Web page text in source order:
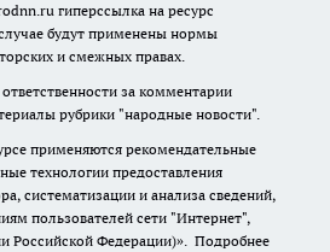
гиперссылка на ресурс
будут применены нормы
и смежных правах.
за комментарии
рубрики "народные новости".
применяются рекомендательные
технологии предоставления
систематизации и анализа сведений,
пользователей сети "Интернет",
Российской Федерации)». Подробнее